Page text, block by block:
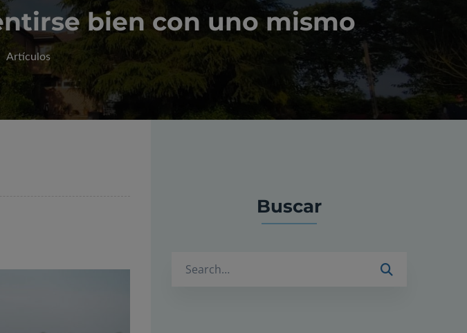
bien con uno mismo
Artículos
Buscar